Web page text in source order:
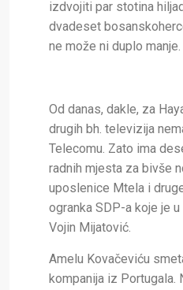
izdvojiti par stotina
dvadeset
ne može ni duplo manje.
Od danas, dakle, za
drugih bh. televizija
Telecomu. Zato ima
radnih mjesta za bivše
uposlenice Mtela i
ogranka SDP-a koje je
Vojin Mijatović.
Amelu Kovačeviću
kompanija iz